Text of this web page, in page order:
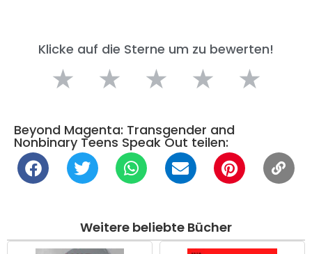
Klicke auf die Sterne um zu bewerten!
★ ★ ★ ★ ★
Beyond Magenta: Transgender and
Nonbinary Teens Speak Out teilen:
Weitere beliebte Bücher